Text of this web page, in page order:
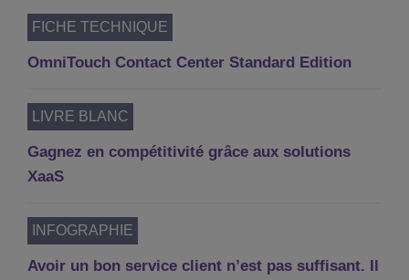
FICHE TECHNIQUE
OmniTouch Contact Center Standard Edition
LIVRE BLANC
Gagnez en compétitivité grâce aux solutions
XaaS
INFOGRAPHIE
Avoir un bon service client n’est pas suffisant. Il